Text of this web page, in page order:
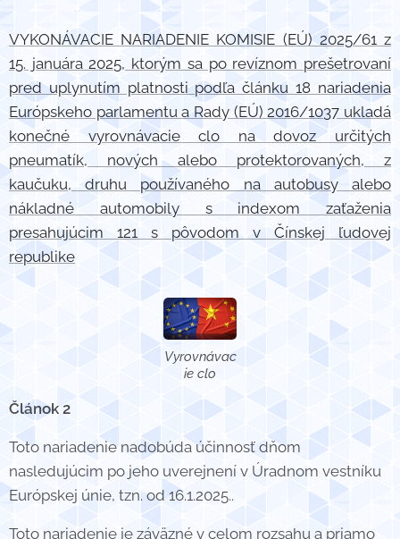
VYKONÁVACIE NARIADENIE KOMISIE (EÚ) 2025/61 z
15. januára 2025, ktorým sa po revíznom prešetrovaní
pred uplynutím platnosti podľa článku 18 nariadenia
Európskeho parlamentu a Rady (EÚ) 2016/1037 ukladá
konečné vyrovnávacie clo na dovoz určitých
pneumatík, nových alebo protektorovaných, z
kaučuku, druhu používaného na autobusy alebo
nákladné automobily s indexom zaťaženia
presahujúcim 121 s pôvodom v Čínskej ľudovej
republike
Vyrovnávac
ie clo
Článok 2
Toto nariadenie nadobúda účinnosť dňom
nasledujúcim po jeho uverejnení v Úradnom vestníku
Európskej únie, tzn. od 16.1.2025..
Toto nariadenie je záväzné v celom rozsahu a priamo